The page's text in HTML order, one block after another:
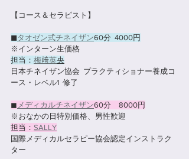
【コース＆セラピスト】
◼︎タオゼン式チネイザン60分  4000円
※インターン生価格
担当： 梅﨑英央
日本チネイザン協会  プラクティショナー養成コ
ース・レベル1  修了
◼︎ メディカルチネイザン60分　8000円
※おなかの日特別価格、男性歓迎
担当： SALLY
国際メディカルセラピー協会認定インストラク
ター